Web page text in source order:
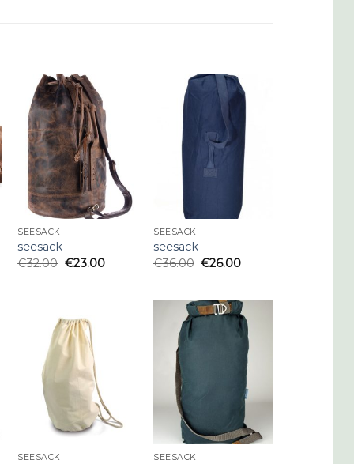
SEESACK
seesack
€32.00 €23.00
SEESACK
seesack
€36.00 €26.00
SEESACK SEESACK